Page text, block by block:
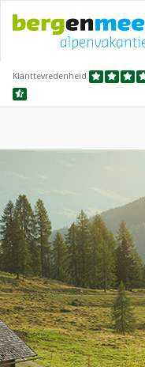
Klanttevredenheid